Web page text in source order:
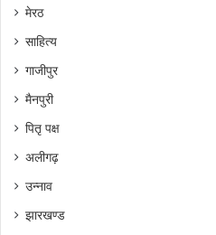
मेरठ
साहित्य
गाजीपुर
मैनपुरी
पितृ पक्ष
अलीगढ़
उन्नाव
झारखण्ड